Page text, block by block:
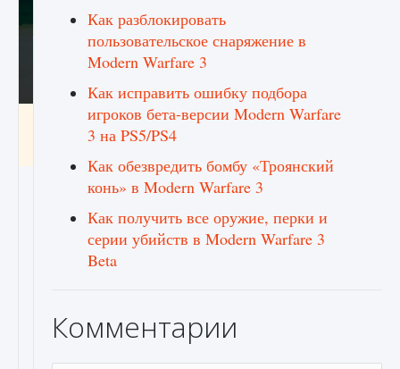
Как включить чат в Fortnite
Как разблокировать
пользовательское снаряжение в
Modern Warfare 3
Как исправить ошибку подбора
игроков бета-версии Modern Warfare
3 на PS5/PS4
Как обезвредить бомбу «Троянский
конь» в Modern Warfare 3
Как получить все оружие, перки и
серии убийств в Modern Warfare 3
Beta
Комментарии